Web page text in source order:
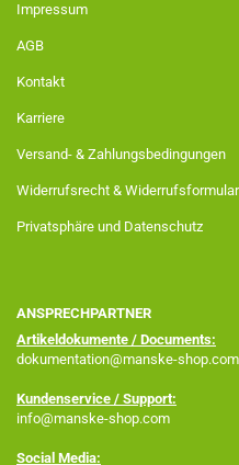
Impressum
AGB
Kontakt
Karriere
Versand- & Zahlungsbedingungen
Widerrufsrecht & Widerrufsformular
Privatsphäre und Datenschutz
ANSPRECHPARTNER
Artikeldokumente / Documents:
dokumentation@manske-shop.com
Kundenservice / Support:
info@manske-shop.com
Social Media: